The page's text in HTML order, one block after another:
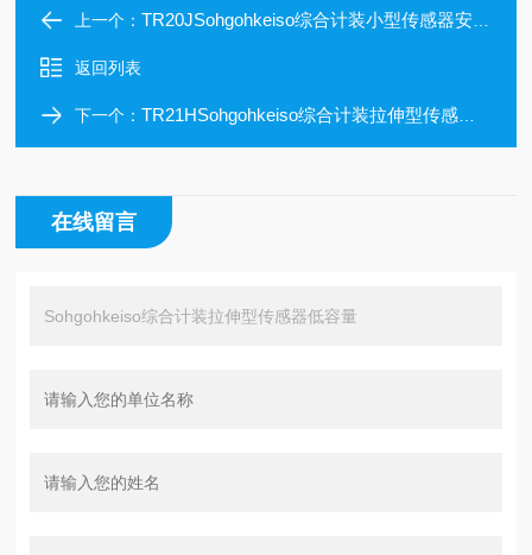
上一个：TR20JSohgohkeiso综合计装小型传感器安装方便
返回列表
下一个：TR21HSohgohkeiso综合计装拉伸型传感器高容量
在线留言